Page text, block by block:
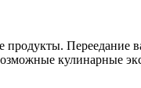
Переедание
кулинарные